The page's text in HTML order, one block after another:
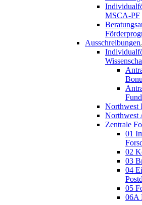
MSCA-PF
Ausschreibungen
Northwest
Northwest
Zentrale
01
02
03
04
05
06A